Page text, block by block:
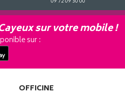
sur votre mobile !
sur :
OFFICINE